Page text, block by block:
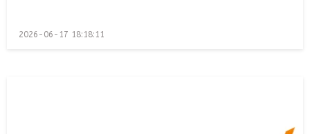
Posted
2026-06-17 18:18:11